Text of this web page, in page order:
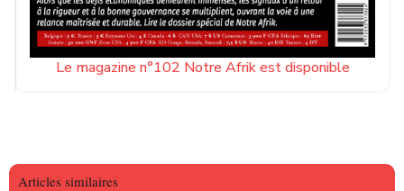
encourager d’autres institutions à réexaminer la
provenance de certaines collections et à engager un
dialogue avec les États désireux de récupérer des éléments
de leur patrimoine historique.
Le magazine n°102 Notre Afrik est disponible
Articles similaires